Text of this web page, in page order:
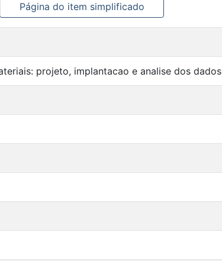
Página do item simplificado
projeto, implantacao e analise dos dados